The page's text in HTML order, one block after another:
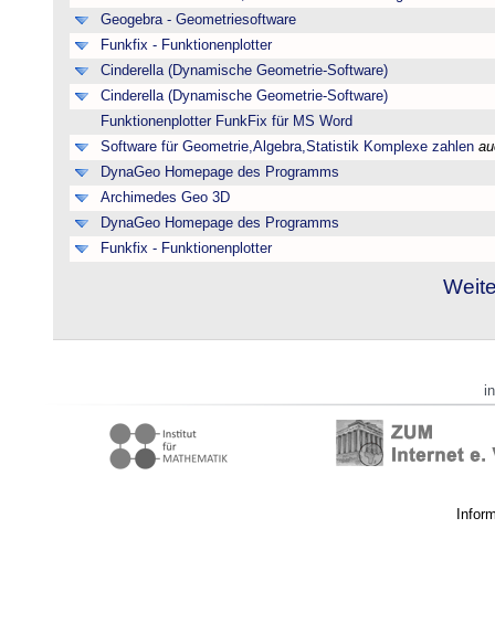
Geogebra - Geometriesoftware
Funkfix - Funktionenplotter
Cinderella (Dynamische Geometrie-Software)
Cinderella (Dynamische Geometrie-Software)
Funktionenplotter FunkFix für MS Word
Software für Geometrie,Algebra,Statistik Komplexe zahlen
DynaGeo Homepage des Programms
Archimedes Geo 3D
DynaGeo Homepage des Programms
Funkfix - Funktionenplotter